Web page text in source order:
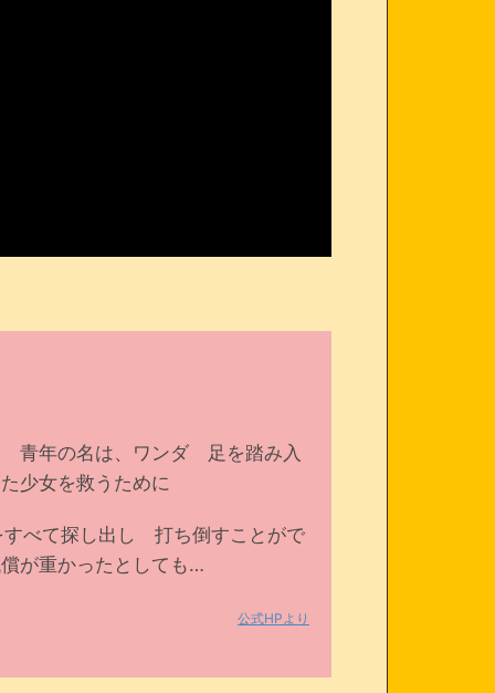
青年の名は、ワンダ 足を踏み入
少女を救うために
べて探し出し 打ち倒すことがで
が重かったとしても…
公式HPより